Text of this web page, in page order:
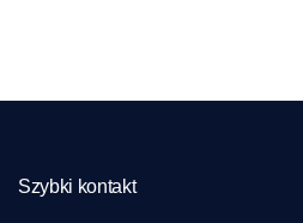
Szybki kontakt